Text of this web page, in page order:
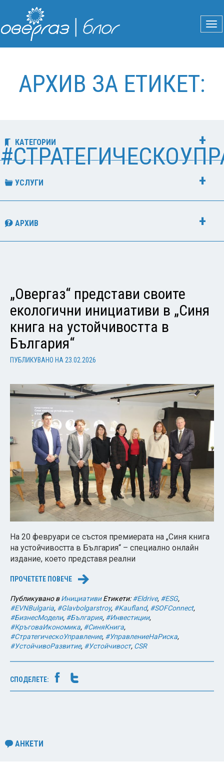
АРХИВ ЗА ЕТИКЕТ:
КАТЕГОРИИ
УСЛУГИ
АРХИВ
„Овергаз“ представи своите
екологични инициативи в „Синя
книга на устойчивостта в
България“
ПУБЛИКУВАНО НА 23.02.2026
На 20 февруари се състоя премиерата на „Синя книга
на устойчивостта в България“ – специално онлайн
издание, което представя реални
ПРОЧЕТЕТЕ ПОВЕЧЕ →
Публикувано вИнициативи Етикети:#Eldrive, #ESG,
#EVNBulgaria, #Glavbolgarstroy, #Kaufland, #SOFConnect,
#БизнесМодели, #България, #Инвестиции,
#КръговаИкономика, #СиняКнига,
#СтратегическоУправление, #УправлениеНаРиска,
#УстойчивоРазвитие, #Устойчивост, CSR
СПОДЕЛЕТЕ:
АНКЕТИ